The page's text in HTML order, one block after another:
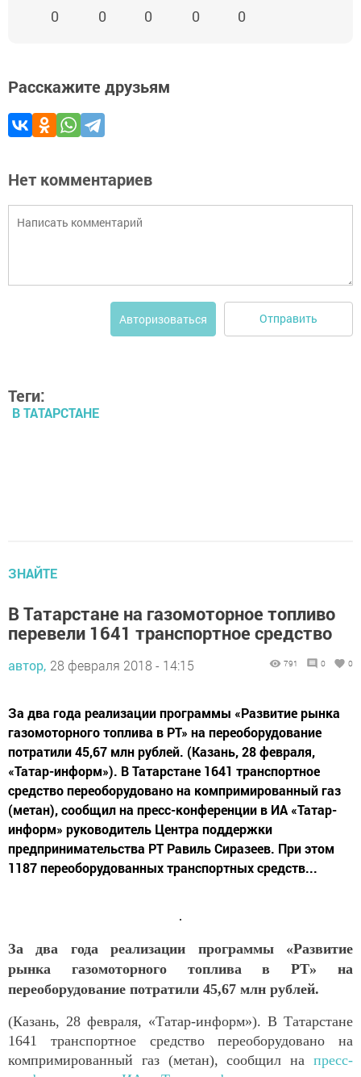
0 0 0 0 0
Расскажите друзьям
Нет комментариев
Авторизоваться Отправить
Теги:
В ТАТАРСТАНЕ
ЗНАЙТЕ
В Татарстане на газомоторное топливо
перевели 1641 транспортное средство
автор, 28 февраля 2018 - 14:15 791 0 0
За два года реализации программы «Развитие рынка
газомоторного топлива в РТ» на переоборудование
потратили 45,67 млн рублей. (Казань, 28 февраля,
«Татар-информ»). В Татарстане 1641 транспортное
средство переоборудовано на компримированный газ
(метан), сообщил на пресс-конференции в ИА «Татар-
информ» руководитель Центра поддержки
предпринимательства РТ Равиль Сиразеев. При этом
1187 переоборудованных транспортных средств...
За два года реализации программы «Развитие
рынка газомоторного топлива в РТ» на
переоборудование потратили 45,67 млн рублей.
(Казань, 28 февраля, «Татар-информ»). В Татарстане
1641 транспортное средство переоборудовано на
компримированный газ (метан), сообщил на пресс-